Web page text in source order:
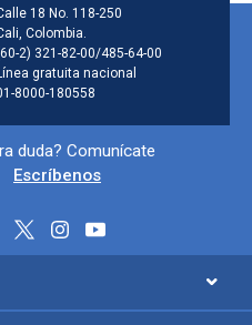
de la
18 No. 118-250
Colombia.
2) 321-82-00/485-64-00
gratuita nacional
8000-180558
redes sociales
duda? Comunícate
Escríbenos